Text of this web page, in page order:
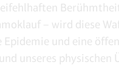
– wird diese
Epidemie und eine
unseres physischen